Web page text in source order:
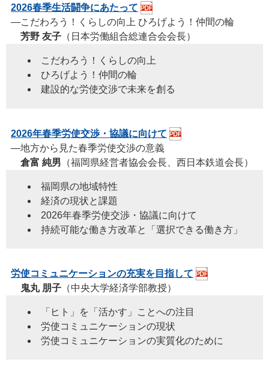
2026春季生活闘争にあたって
―こだわろう！くらしの向上 ひろげよう！仲間の輪
芳野 友子 （日本労働組合総連合会会長）
こだわろう！くらしの向上
ひろげよう！仲間の輪
建設的な労使交渉で未来を創る
2026年春季労使交渉・協議に向けて
―地方から見た春季労使交渉の意義
倉富 純男 （福岡県経営者協会会長、西日本鉄道会長）
福岡県の地域特性
経済の現状と課題
2026年春季労使交渉・協議に向けて
持続可能な働き方改革と「選択できる働き方」
労使コミュニケーションの充実を目指して
鬼丸 朋子 （中央大学経済学部教授）
「ヒト」を「活かす」ことへの注目
労使コミュニケーションの現状
労使コミュニケーションの実質化のために